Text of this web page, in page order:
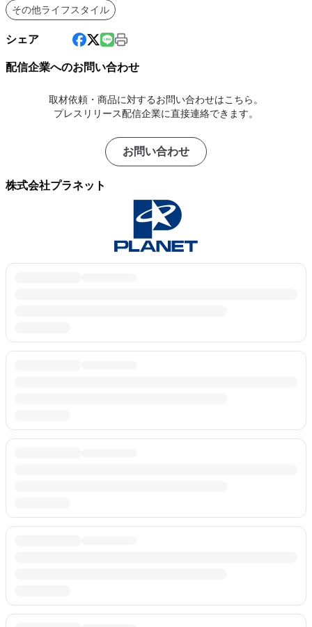
その他ライフスタイル
シェア
配信企業へのお問い合わせ
取材依頼・商品に対するお問い合わせはこちら。
プレスリリース配信企業に直接連絡できます。
お問い合わせ
株式会社プラネット